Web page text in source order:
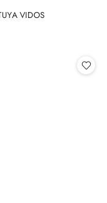
VIDOS